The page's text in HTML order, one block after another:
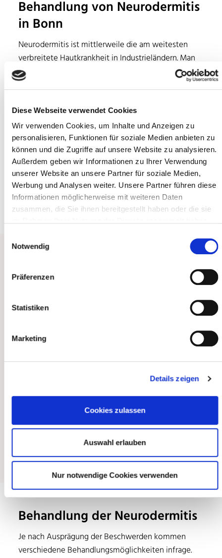
Diese Webseite verwendet Cookies
Wir verwenden Cookies, um Inhalte und Anzeigen zu
personalisieren, Funktionen für soziale Medien anbieten zu
können und die Zugriffe auf unsere Website zu analysieren.
Außerdem geben wir Informationen zu Ihrer Verwendung
unserer Website an unsere Partner für soziale Medien,
Werbung und Analysen weiter. Unsere Partner führen diese
Informationen möglicherweise mit weiteren Daten
zusammen, die Sie ihnen bereitgestellt haben oder die sie
unsere Webseite weiterhin nutzen.
Notwendig
Präferenzen
Statistiken
Marketing
Details zeigen
Cookies zulassen
Auswahl erlauben
Nur notwendige Cookies verwenden
Behandlung von Neurodermitis
in Bonn
Neurodermitis ist mittlerweile die am weitesten
verbreitete Hautkrankheit in Industrieländern. Man
nennt sie auch Atopische Dermatitis. Bereits 15 % –
20 % aller Kinder tragen die genetische Veranlagung
Die Betroffenen leiden unter massiv juckender Haut,
die sich rötet und in Form von Entzündungen,
sogenannten Ekzemen, schuppt. Sie sind zumeist
außerdem von Allergien, insbesondere gegen
Pollen und Hausstaubmilben geplagt und geben
diese Veranlagungen mit hoher Wahrscheinlichkeit
an ihre Kinder weiter.
anderem gelten folgende Merkmale als mögliche
Stadtkinder sind häufiger betroffen als Kinder auf
Frauen sind häufiger betroffen als Männer
Unregelmäßigkeiten im eigenen Hautzyklus
Behandlung der Neurodermitis
Je nach Ausprägung der Beschwerden kommen
verschiedene Behandlungsmöglichkeiten infrage.